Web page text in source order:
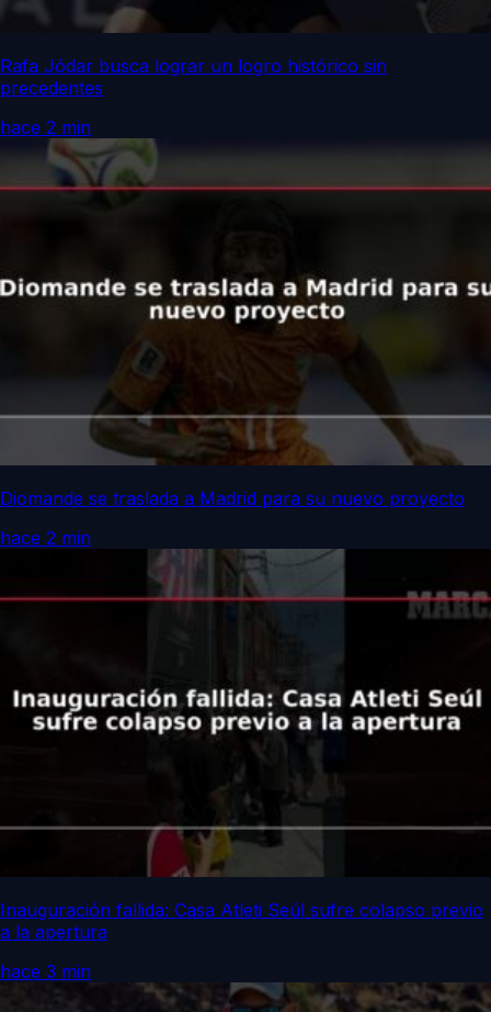
Rafa Jódar busca lograr un logro histórico sin
precedentes
hace 2 min
Diomande se traslada a Madrid para su nuevo proyecto
hace 2 min
Inauguración fallida: Casa Atleti Seúl sufre colapso previo
a la apertura
hace 3 min